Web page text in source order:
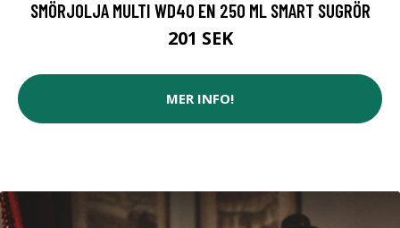
SMÖRJOLJA MULTI WD40 EN 250 ML SMART SUGRÖR
201 SEK
MER INFO!